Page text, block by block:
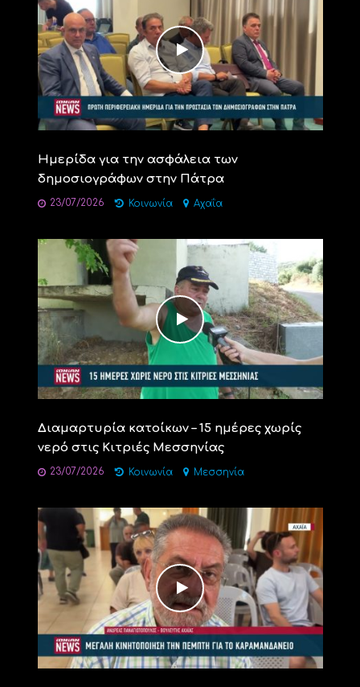
Ημερίδα για την ασφάλεια των
δημοσιογράφων στην Πάτρα
23/07/2026 Κοινωνία Αχαΐα
Διαμαρτυρία κατοίκων – 15 ημέρες χωρίς
νερό στις Κιτριές Μεσσηνίας
23/07/2026 Κοινωνία Μεσσηνία